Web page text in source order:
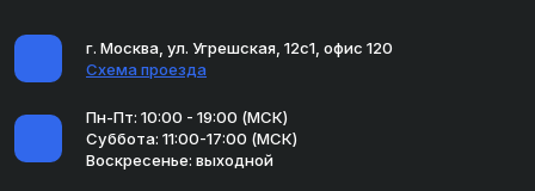
г. Москва, ул. Угрешская, 12с1, офис 120
Схема проезда
Пн-Пт: 10:00 - 19:00 (МСК)
Суббота: 11:00-17:00 (МСК)
Воскресенье: выходной